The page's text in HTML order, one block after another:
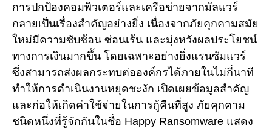
การปกป้องคอมพิวเตอร์และเครือข่ายจากมัลแวร์
กลายเป็นเรื่องสำคัญอย่างยิ่ง เนื่องจากภัยคุกคามสมัย
ใหม่มีความซับซ้อน ซ่อนเร้น และมุ่งหวังผลประโยชน์
ทางการเงินมากขึ้น โดยเฉพาะอย่างยิ่งแรนซัมแวร์
ซึ่งสามารถส่งผลกระทบต่อองค์กรได้ภายในไม่กี่นาที
ทำให้การดำเนินงานหยุดชะงัก เปิดเผยข้อมูลสำคัญ
และก่อให้เกิดค่าใช้จ่ายในการกู้คืนที่สูง ภัยคุกคาม
ชนิดหนึ่งที่รู้จักกันในชื่อ Happy Ransomware แสดง